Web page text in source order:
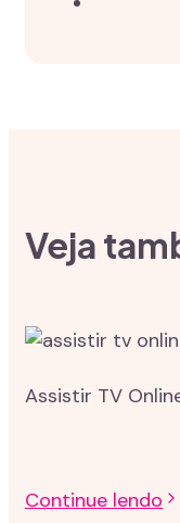
Veja
Assistir TV
Continue lendo